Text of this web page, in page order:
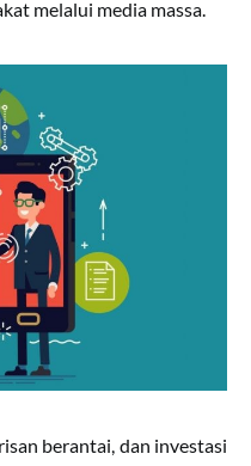
melalui media massa.
berantai, dan investasi